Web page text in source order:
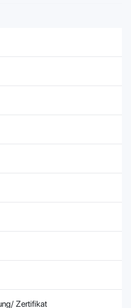
Zertifikat